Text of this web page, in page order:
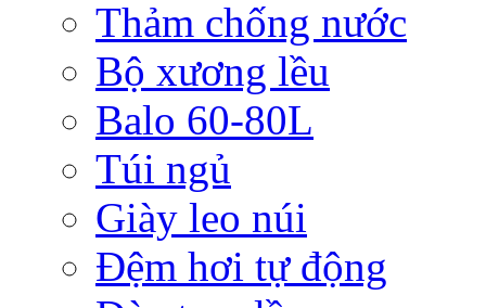
Thảm chống nước
Bộ xương lều
Balo 60-80L
Túi ngủ
Giày leo núi
Đệm hơi tự động